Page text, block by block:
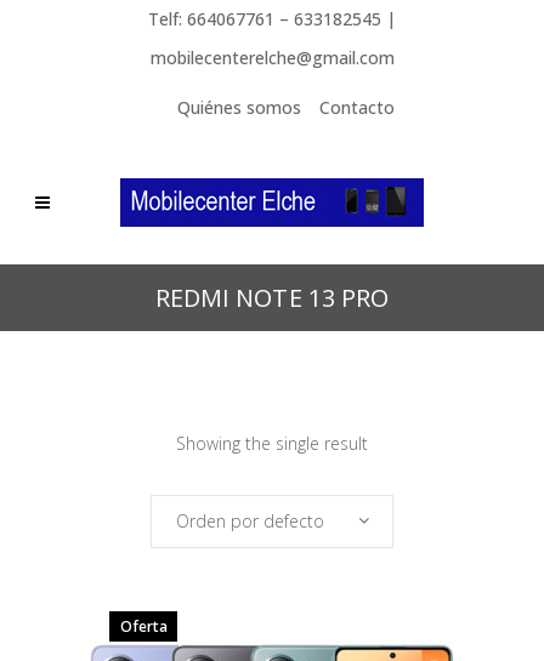
Telf: 664067761 – 633182545 |
mobilecenterelche@gmail.com
Quiénes somos Contacto
REDMI NOTE 13 PRO
Showing the single result
Orden por defecto
Oferta